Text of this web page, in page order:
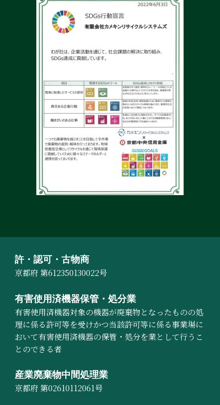
許・認可・古物商
京都府 第612350130022号
有害使用済機器保管・処分業
有害使用済機器対象の機器が廃棄物となったものの処
理に係る許可等を受けかつ当該許可等に係る事業場に
おいて有害使用済機器の保管・処分を業として行うこ
とのできる者
産業廃棄物中間処理業
京都府 第02610112061号